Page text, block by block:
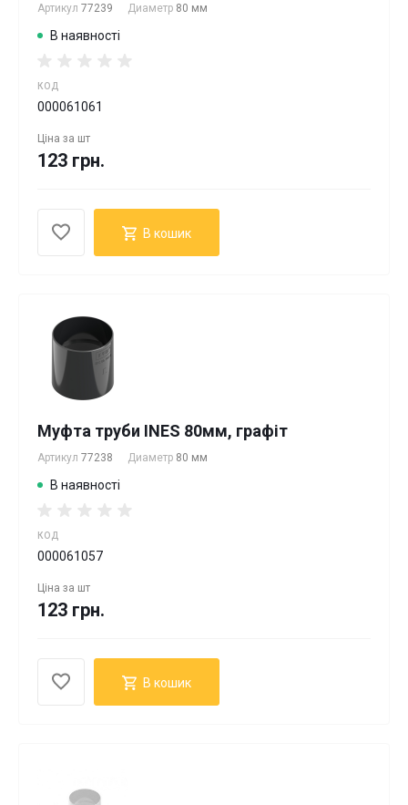
Артикул 77239 Диаметр 80 мм
В наявності
КОД
000061061
Ціна за шт
123 грн.
В кошик
Муфта труби INES 80мм, графіт
Артикул 77238 Диаметр 80 мм
В наявності
КОД
000061057
Ціна за шт
123 грн.
В кошик